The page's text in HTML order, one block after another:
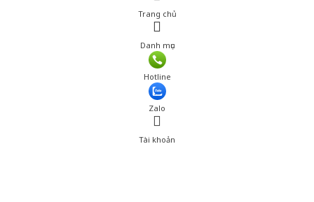
Trang chủ
Danh mục
Hotline
Zalo
Tài khoản